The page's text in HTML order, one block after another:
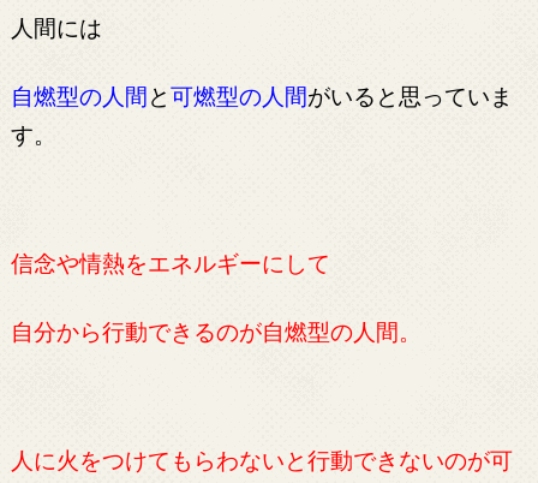
人間には
自燃型の人間 と可燃型の人間がいると思っていま
す。
信念や情熱をエネルギーにして
自分から行動できるのが自燃型の人間。
人に火をつけてもらわないと行動できないのが可